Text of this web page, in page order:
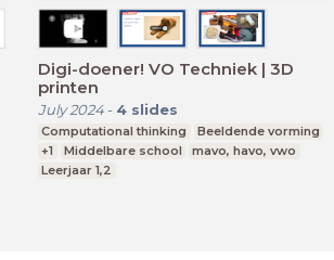
Digi-doener! VO Techniek | 3D
printen
July 2024- 4 slides
Computational thinking
Beeldende vorming
+1
Middelbare school
mavo, havo, vwo
Leerjaar 1,2